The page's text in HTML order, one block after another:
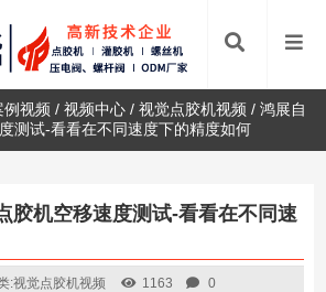
例视频 /视频中心 /视觉点胶机视频 /鸿展自
测试-看看在不同速度下的精度如何
胶机空移速度测试-看看在不同速
:视觉点胶机视频 1163 0